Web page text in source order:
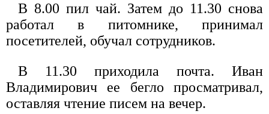
В 8.00 пил чай. Затем до 11.30 снова
работал в питомнике, принимал
посетителей, обучал сотрудников.
В 11.30 приходила почта. Иван
Владимирович ее бегло просматривал,
оставляя чтение писем на вечер.